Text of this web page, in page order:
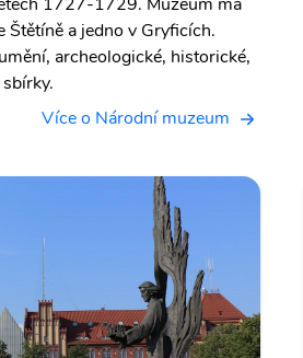
Štětíně a jedno v Gryficích.
archeologické, historické,
Více o Národní muzeum